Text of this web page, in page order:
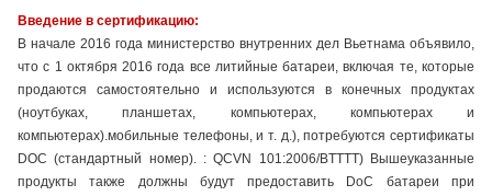
Введение в сертификацию:
В начале 2016 года министерство внутренних дел Вьетнама объявило,
что с 1 октября 2016 года все литийные батареи, включая те, которые
продаются самостоятельно и используются в конечных продуктах
(ноутбуках, планшетах, компьютерах, компьютерах и
компьютерах).мобильные телефоны, и т. д.), потребуются сертификаты
DOC (стандартный номер). : QCVN 101:2006/BTTTT) Вышеуказанные
продукты также должны будут предоставить DoC батареи при